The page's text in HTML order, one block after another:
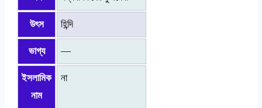
উৎস হিন্দি
ভাগ্য —
ইসলামিক
নাম
না